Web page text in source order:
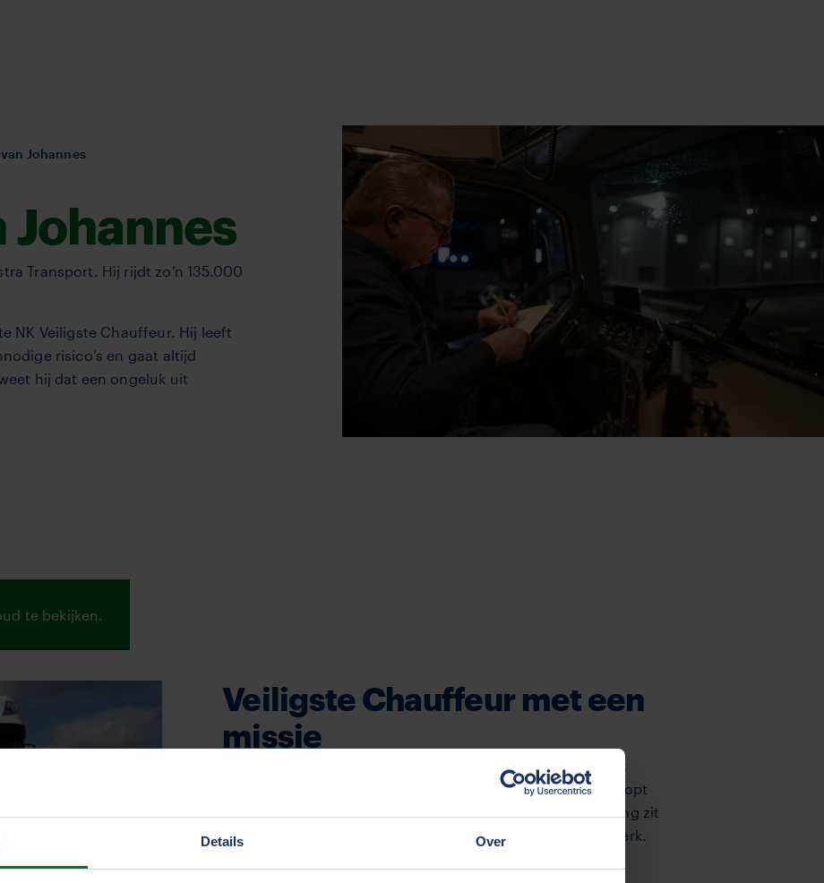
Details Over
Johannes
Johannes
Transport. Hij rijdt zo’n 135.000
NK Veiligste Chauffeur. Hij leeft
risico’s en gaat altijd
hij dat een ongeluk uit
te bekijken.
Veiligste Chauffeur met een
missie
Een gebrek aan enthousiasme kun je Johannes Ritsma niet
verwijten. De vrachtwagenchauffeur uit Surhuisterveen loopt
steevast met een grote glimlach rond. Die vrolijke uitstraling zit
‘m in de liefde voor het vak. “Ik geniet elke dag van mijn werk.